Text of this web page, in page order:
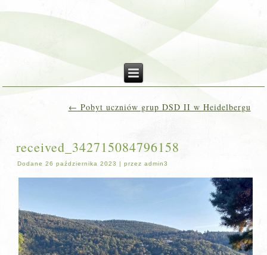
← Pobyt uczniów grup DSD II w Heidelbergu
received_342715084796158
Dodane 26 października 2023 |przez admin3